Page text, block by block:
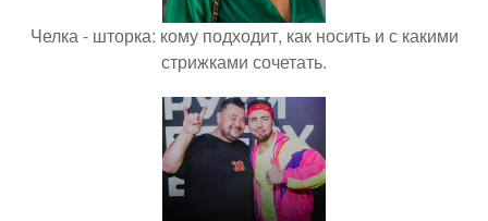
Челка - шторка: кому подходит, как носить и с какими
стрижками сочетать.